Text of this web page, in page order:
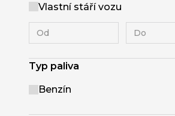
Vlastní stáří vozu
Typ paliva
Benzín